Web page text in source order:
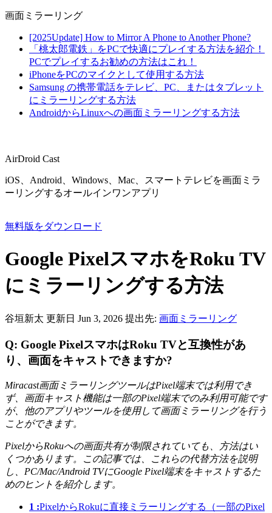
画面ミラーリング
[2025Update] How to Mirror A Phone to Another Phone?
「桃太郎電鉄」をPCで快適にプレイする方法を紹介！
PCでプレイするお勧めの方法はこれ！
iPhoneをPCのマイクとして使用する方法
Samsung の携帯電話をテレビ、PC、またはタブレット
にミラーリングする方法
AndroidからLinuxへの画面ミラーリングする方法
AirDroid Cast
iOS、Android、Windows、Mac、スマートテレビを画面ミラ
ーリングするオールインワンアプリ
無料版をダウンロード
Google PixelスマホをRoku TV
にミラーリングする方法
谷垣新太 更新日 Jun 3, 2026 提出先: 画面ミラーリング
Q: Google PixelスマホはRoku TVと互換性があ
り、画面をキャストできますか?
Miracast画面ミラーリングツールはPixel端末では利用でき
ず、画面キャスト機能は一部のPixel端末でのみ利用可能です
が、他のアプリやツールを使用して画面ミラーリングを行う
ことができます。
PixelからRokuへの画面共有が制限されていても、方法はい
くつかあります。この記事では、これらの代替方法を説明
し、PC/Mac/Android TVにGoogle Pixel端末をキャストするた
めのヒントを紹介します。
1 :PixelからRokuに直接ミラーリングする（一部のPixel